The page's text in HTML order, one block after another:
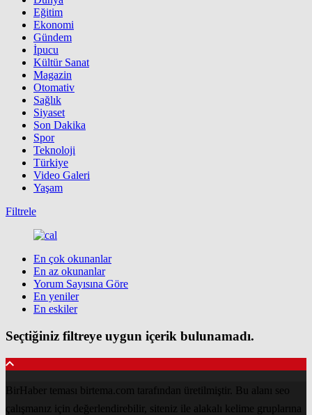
Eğitim
Ekonomi
Gündem
İpucu
Kültür Sanat
Magazin
Otomativ
Sağlık
Siyaset
Son Dakika
Spor
Teknoloji
Türkiye
Video Galeri
Yaşam
Filtrele
En çok okunanlar
En az okunanlar
Yorum Sayısına Göre
En yeniler
En eskiler
Seçtiğiniz filtreye uygun içerik bulunamadı.
BirHaber teması birtema.com tarafından üretilmiştir. Bu alanı seo
çalışmanız için değerlendirebilir, siteniz ile alakalı kelime gruplarına